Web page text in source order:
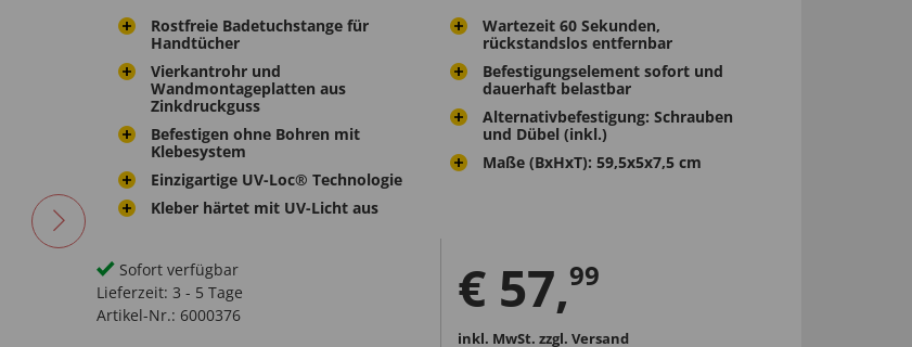
Rostfreie Badetuchstange für
Handtücher
Vierkantrohr und
Wandmontageplatten aus
Zinkdruckguss
Befestigen ohne Bohren mit
Klebesystem
Einzigartige UV-Loc® Technologie
Kleber härtet mit UV-Licht aus
Wartezeit 60 Sekunden,
rückstandslos entfernbar
Befestigungselement sofort und
dauerhaft belastbar
Alternativbefestigung: Schrauben
und Dübel (inkl.)
Maße (BxHxT): 59,5x5x7,5 cm
Sofort verfügbar
Lieferzeit: 3 - 5 Tage
Artikel-Nr.: 6000376 € 57,99
inkl. MwSt. zzgl. Versand